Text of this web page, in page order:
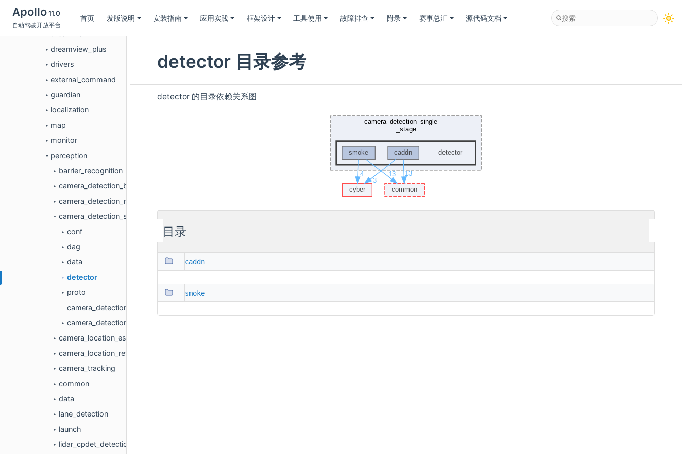
Apollo11.0
自动驾驶开放平台
首页 发版说明 安装指南 应用实践 框架设计 工具使用 故障排查 附录 赛事总汇 源代码文档
data
► dreamview_plus
► drivers
► external_command
► guardian
► localization
► map
► monitor
▼ perception
► barrier_recognition
► camera_detection_bev
► camera_detection_multi_stage
▼ camera_detection_single_stage
► conf
► dag
► data
► detector
►
proto
camera_detection_single_stage_component.cc
► camera_detection_single_stage_component.h
► camera_location_estimation
► camera_location_refinement
► camera_tracking
► common
► data
► lane_detection
► launch
► lidar_cpdet_detection
detector 目录参考
detector 的目录依赖关系图
目录
caddn
smoke